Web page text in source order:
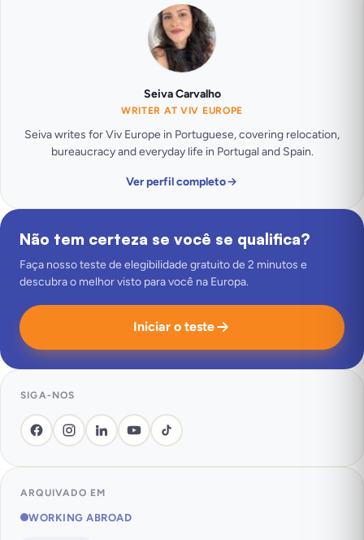
Seiva Carvalho
WRITER AT VIV EUROPE
Seiva writes for Viv Europe in Portuguese, covering relocation,
bureaucracy and everyday life in Portugal and Spain.
Ver perfil completo
Não tem certeza se você se qualifica?
Faça nosso teste de elegibilidade gratuito de 2 minutos e
descubra o melhor visto para você na Europa.
Iniciar o teste
SIGA-NOS
ARQUIVADO EM
WORKING ABROAD